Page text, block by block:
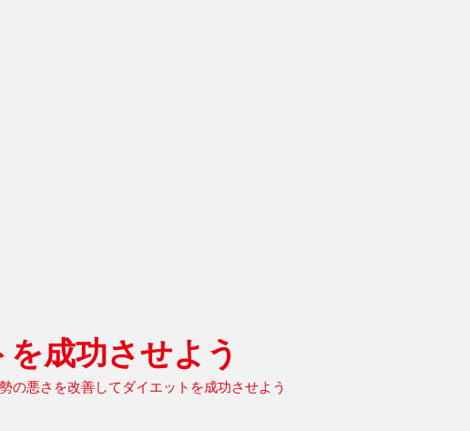
成功させよう
の悪さを改善してダイエットを成功させよう